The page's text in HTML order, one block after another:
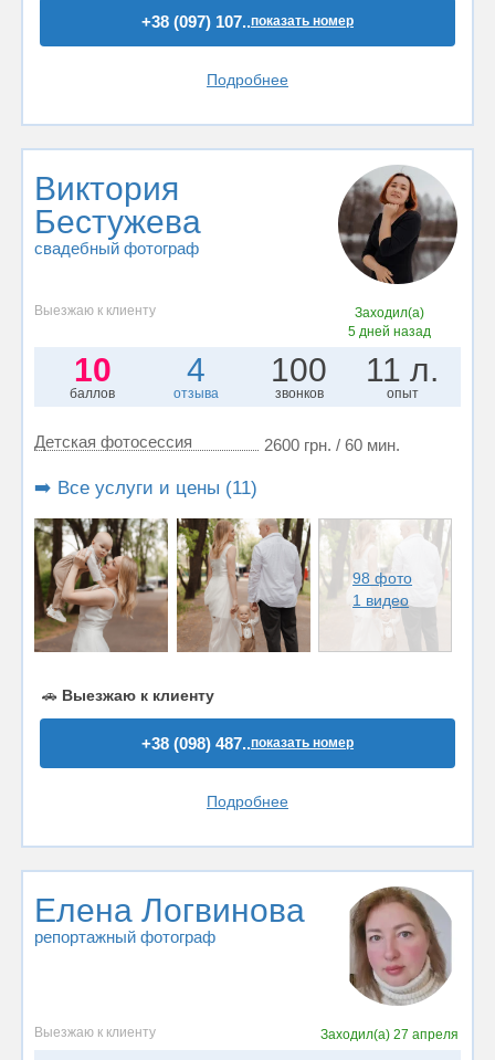
+38 (097) 107..показать номер
Подробнее
Виктория
Бестужева
свадебный фотограф
Выезжаю к клиенту
Заходил(а)
5 дней назад
10
баллов
4
отзыва
100
звонков
11 л.
опыт
Детская фотосессия 2600 грн. / 60 мин.
➡️ Все услуги и цены (11)
98 фото
1 видео
🚗 Выезжаю к клиенту
+38 (098) 487..показать номер
Подробнее
Елена Логвинова
репортажный фотограф
Выезжаю к клиенту Заходил(а)27 апреля